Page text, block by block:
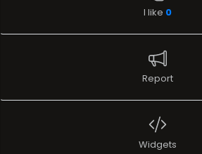
I like 0
Report
Widgets